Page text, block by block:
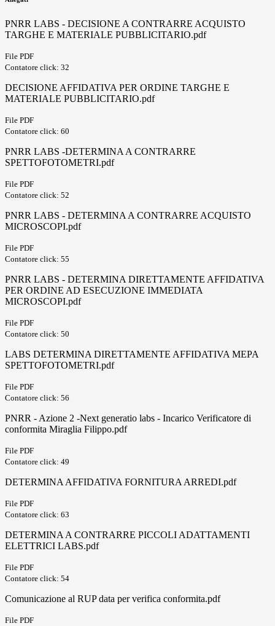
PNRR LABS - DECISIONE A CONTRARRE ACQUISTO
TARGHE E MATERIALE PUBBLICITARIO.pdf
File PDF
Contatore click: 32
DECISIONE AFFIDATIVA PER ORDINE TARGHE E
MATERIALE PUBBLICITARIO.pdf
File PDF
Contatore click: 60
PNRR LABS -DETERMINA A CONTRARRE
SPETTOFOTOMETRI.pdf
File PDF
Contatore click: 52
PNRR LABS - DETERMINA A CONTRARRE ACQUISTO
MICROSCOPI.pdf
File PDF
Contatore click: 55
PNRR LABS - DETERMINA DIRETTAMENTE AFFIDATIVA
PER ORDINE AD ESECUZIONE IMMEDIATA
MICROSCOPI.pdf
File PDF
Contatore click: 50
LABS DETERMINA DIRETTAMENTE AFFIDATIVA MEPA
SPETTOFOTOMETRI.pdf
File PDF
Contatore click: 56
PNRR - Azione 2 -Next generatio labs - Incarico Verificatore di
conformita Miraglia Filippo.pdf
File PDF
Contatore click: 49
DETERMINA AFFIDATIVA FORNITURA ARREDI.pdf
File PDF
Contatore click: 63
DETERMINA A CONTRARRE PICCOLI ADATTAMENTI
ELETTRICI LABS.pdf
File PDF
Contatore click: 54
Comunicazione al RUP data per verifica conformita.pdf
File PDF